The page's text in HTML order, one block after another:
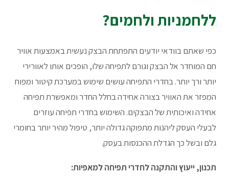
ללחמניות ולחמים?
כפי שאתם בוודאי יודעים התפתחת הבצק נעשית באמצעות אוויר
חם המוחדר אל הבצק וגורם לתפיחה שלו, הופכים אותו לאוורירי
יותר ורך יותר. בחדרי התפיחה עושים שימוש במערכת קיטור ומפוח
המפזר את האוויר בצורה אחידה בחלל החדר ומאפשרת תפיחה
אחידה ואיכותית של הבצקים. השימוש בחדרי תפיחה עוזרים
לבעלי העסק ליהנות מתפוקה גדולה יותר, טיפול מהיר יותר בחומרי
גלם ובשל כך הגדלת ההכנסות בעסק.
תכנון, ייעוץ והתקנה לחדרי תפיחה למאפיות: